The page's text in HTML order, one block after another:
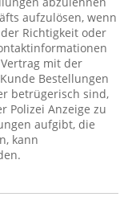
aufzulösen, wenn
Richtigkeit oder
mit der
Bestellungen
betrügerisch sind,
Polizei Anzeige zu
aufgibt, die
kann